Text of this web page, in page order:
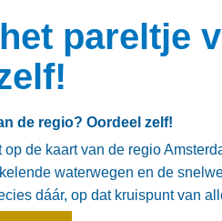
pareltje
de regio? Oordeel zelf!
de kaart van de regio
waterwegen en de
dáár, op dat kruispunt van